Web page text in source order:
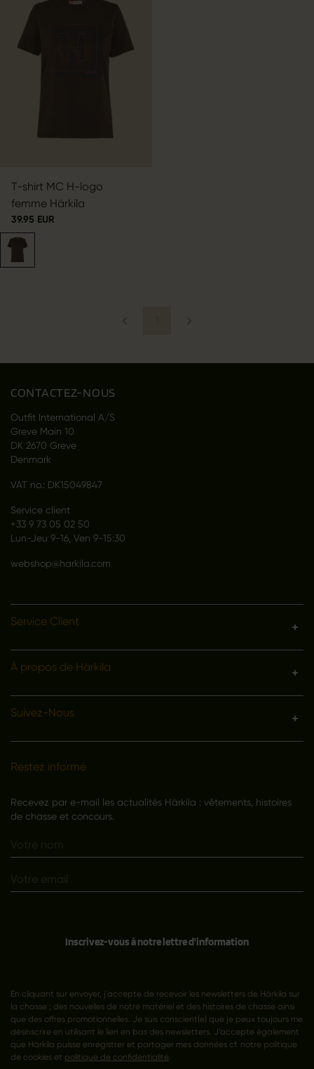
T-shirt MC H-logo
femme Härkila
39.95 EUR
CONTACTEZ-NOUS
Outfit International A/S
Greve Main 10
DK 2670 Greve
Denmark
VAT no.: DK15049847
Service client
+33 9 73 05 02 50
Lun-Jeu 9-16, Ven 9-15:30
webshop@harkila.com
Service Client
À propos de Härkila
Suivez-Nous
Restez informé
Recevez par e-mail les actualités Härkila : vêtements, histoires
de chasse et concours.
Inscrivez-vous à notre lettre d'information
En cliquant sur envoyer, j'accepte de recevoir les newsletters de Härkila sur
la chasse ; des nouvelles de notre matériel et des histoires de chasse ainsi
que des offres promotionnelles. Je suis conscient(e) que je peux toujours me
désinscrire en utilisant le lien en bas des newsletters. J’accepte également
que Härkila puisse enregistrer et partager mes données cf. notre politique
de cookies et politique de confidentialité.